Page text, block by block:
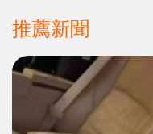
推薦新聞